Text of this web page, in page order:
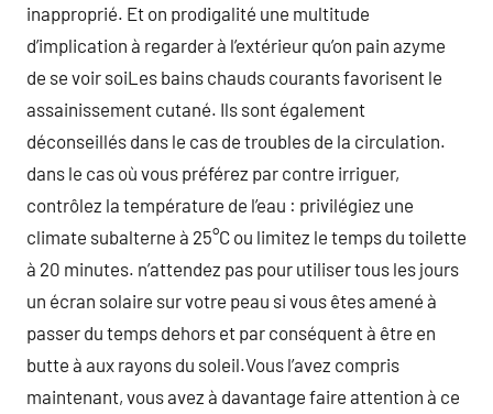
inapproprié. Et on prodigalité une multitude
d’implication à regarder à l’extérieur qu’on pain azyme
de se voir soiLes bains chauds courants favorisent le
assainissement cutané. Ils sont également
déconseillés dans le cas de troubles de la circulation.
dans le cas où vous préférez par contre irriguer,
contrôlez la température de l’eau : privilégiez une
climate subalterne à 25°C ou limitez le temps du toilette
à 20 minutes. n’attendez pas pour utiliser tous les jours
un écran solaire sur votre peau si vous êtes amené à
passer du temps dehors et par conséquent à être en
butte à aux rayons du soleil.Vous l’avez compris
maintenant, vous avez à davantage faire attention à ce